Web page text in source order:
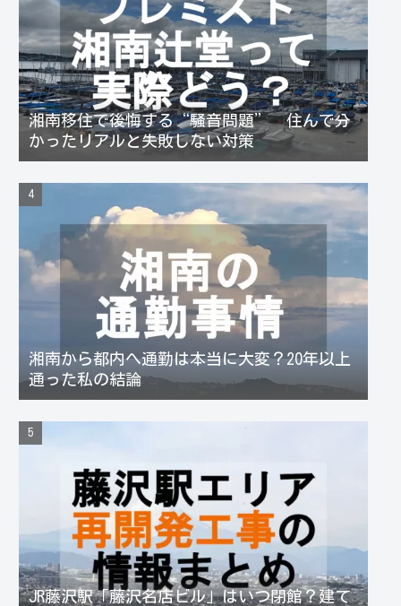
湘南移住で後悔する“騒音問題” 住んで分
かったリアルと失敗しない対策
湘南から都内へ通勤は本当に大変？20年以上
通った私の結論
JR藤沢駅「藤沢名店ビル」はいつ閉館？建て